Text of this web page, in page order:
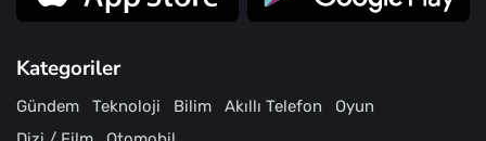
Kategoriler
Gündem Teknoloji Bilim Akıllı Telefon
Oyun